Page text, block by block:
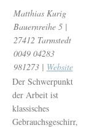
Matthias Kurig
Bauernreihe 5 |
27412 Tarmstedt
0049 04283
981273 | Website
Der Schwerpunkt
der Arbeit ist
klassisches
Gebrauchsgeschirr,